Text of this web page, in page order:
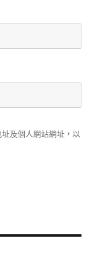
及個人網站網址，以